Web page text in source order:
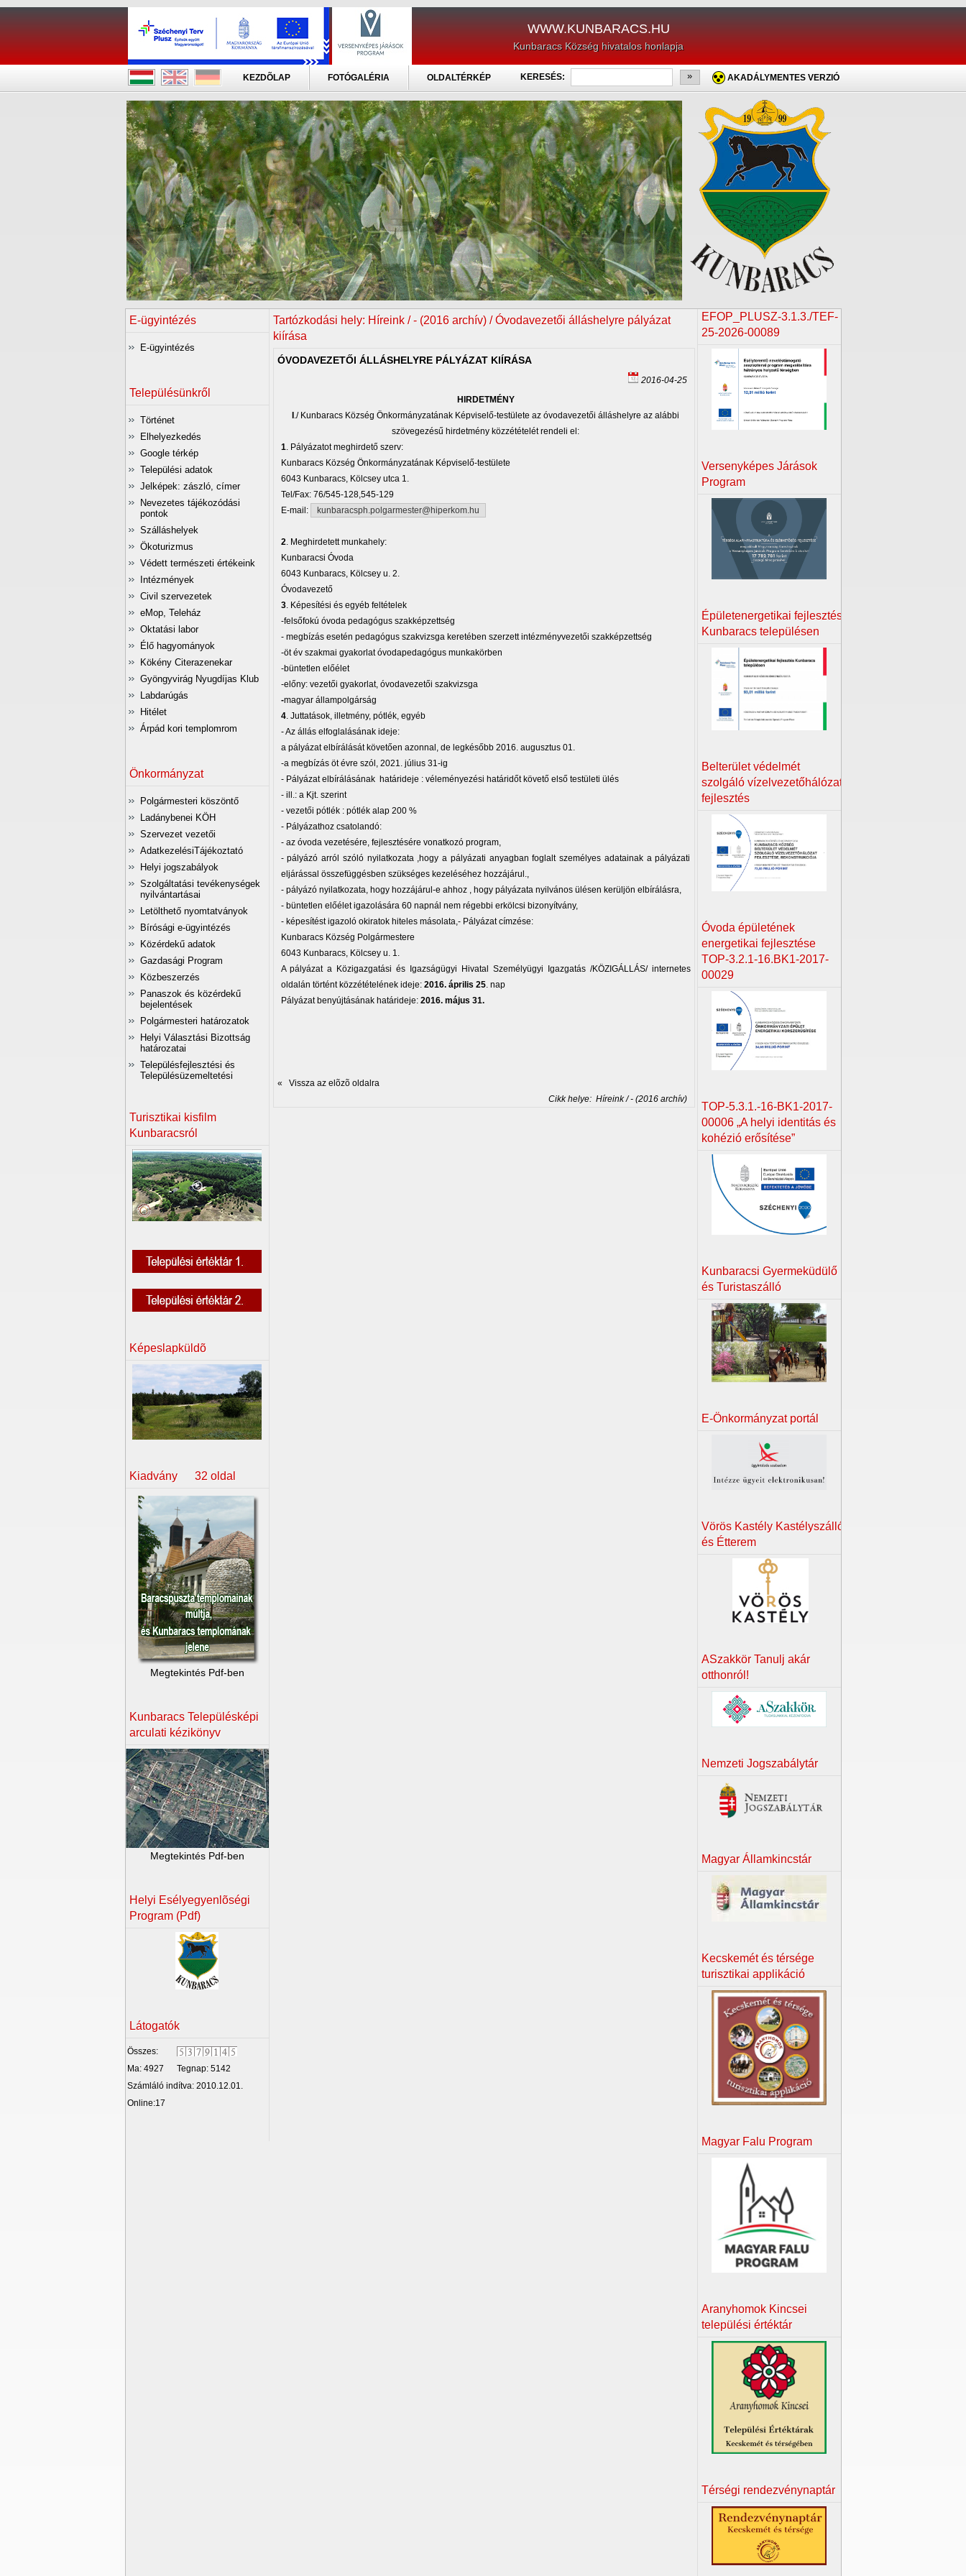
WWW.KUNBARACS.HU
Kunbaracs Község hivatalos honlapja
KEZDÕLAP FOTÓGALÉRIA OLDALTÉRKÉP KERESÉS: » AKADÁLYMENTES VERZIÓ
E-ügyintézés
E-ügyintézés
Településünkről
Történet
Elhelyezkedés
Google térkép
Települési adatok
Jelképek: zászló, címer
Nevezetes tájékozódási
pontok
Szálláshelyek
Ökoturizmus
Védett természeti értékeink
Intézmények
Civil szervezetek
eMop, Teleház
Oktatási labor
Élő hagyományok
Kökény Citerazenekar
Gyöngyvirág Nyugdíjas Klub
Labdarúgás
Hitélet
Árpád kori templomrom
Önkormányzat
Polgármesteri köszöntő
Ladánybenei KÖH
Szervezet vezetői
AdatkezelésiTájékoztató
Helyi jogszabályok
Szolgáltatási tevékenységek
nyilvántartásai
Letölthető nyomtatványok
Bírósági e-ügyintézés
Közérdekű adatok
Gazdasági Program
Közbeszerzés
Panaszok és közérdekű
bejelentések
Polgármesteri határozatok
Helyi Választási Bizottság
határozatai
Településfejlesztési és
Településüzemeltetési
Turisztikai kisfilm
Kunbaracsról
Képeslapküldõ
Kiadvány 32 oldal
Megtekintés Pdf-ben
Kunbaracs Településképi
arculati kézikönyv
Megtekintés Pdf-ben
Helyi Esélyegyenlõségi
Program (Pdf)
Látogatók
Összes:
Ma: 4927
Tegnap: 5142
Számláló indítva: 2010.12.01.
Online:17
Tartózkodási hely: Híreink / - (2016 archív) / Óvodavezetői álláshelyre pályázat
kiírása
ÓVODAVEZETŐI ÁLLÁSHELYRE PÁLYÁZAT KIÍRÁSA
2016-04-25
HIRDETMÉNY
./ Kunbaracs Község Önkormányzatának Képviselő-testülete az óvodavezetői álláshelyre az alábbi
szövegezésű hirdetmény közzétételét rendeli el:
1. Pályázatot meghirdető szerv:
Kunbaracs Község Önkormányzatának Képviselő-testülete
6043 Kunbaracs, Kölcsey utca 1.
Tel/Fax: 76/545-128,545-129
E-mail:
kunbaracsph.polgarmester@hiperkom.hu
2. Meghirdetett munkahely:
Kunbaracsi Óvoda
6043 Kunbaracs, Kölcsey u. 2.
Óvodavezető
3. Képesítési és egyéb feltételek
-felsőfokú óvoda pedagógus szakképzettség
- megbízás esetén pedagógus szakvizsga keretében szerzett intézményvezetői szakképzettség
-öt év szakmai gyakorlat óvodapedagógus munkakörben
-büntetlen előélet
-előny: vezetői gyakorlat, óvodavezetői szakvizsga
-magyar állampolgárság
4. Juttatások, illetmény, pótlék, egyéb
- Az állás elfoglalásának ideje:
a pályázat elbírálását követően azonnal, de legkésőbb 2016. augusztus 01.
-a megbízás öt évre szól, 2021. július 31-ig
- Pályázat elbírálásának határideje : véleményezési határidőt követő első testületi ülés
- ill.: a Kjt. szerint
- vezetői pótlék : pótlék alap 200 %
- Pályázathoz csatolandó:
- az óvoda vezetésére, fejlesztésére vonatkozó program,
- pályázó arról szóló nyilatkozata ,hogy a pályázati anyagban foglalt személyes adatainak a pályázati
eljárással összefüggésben szükséges kezeléséhez hozzájárul.,
- pályázó nyilatkozata, hogy hozzájárul-e ahhoz , hogy pályázata nyilvános ülésen kerüljön elbírálásra,
- büntetlen előélet igazolására 60 napnál nem régebbi erkölcsi bizonyítvány,
- képesítést igazoló okiratok hiteles másolata,- Pályázat címzése:
Kunbaracs Község Polgármestere
6043 Kunbaracs, Kölcsey u. 1.
A pályázat a Közigazgatási és Igazságügyi Hivatal Személyügyi Igazgatás /KÖZIGÁLLÁS/ internetes
oldalán történt közzétételének ideje: 2016. április 25. nap
Pályázat benyújtásának határideje:2016. május 31.
« Vissza az elõzõ oldalra
Cikk helye:Híreink / - (2016 archív)
EFOP_PLUSZ-3.1.3./TEF-
25-2026-00089
Versenyképes Járások
Program
Épületenergetikai fejlesztés
Kunbaracs településen
Belterület védelmét
szolgáló vízelvezetőhálózat
fejlesztés
Óvoda épületének
energetikai fejlesztése
TOP-3.2.1-16.BK1-2017-
00029
TOP-5.3.1.-16-BK1-2017-
00006 „A helyi identitás és
kohézió erősítése”
Kunbaracsi Gyermeküdülő
és Turistaszálló
E-Önkormányzat portál
Vörös Kastély Kastélyszálló
és Étterem
ASzakkör Tanulj akár
otthonról!
Nemzeti Jogszabálytár
Magyar Államkincstár
Kecskemét és térsége
turisztikai applikáció
Magyar Falu Program
Aranyhomok Kincsei
települési értéktár
Térségi rendezvénynaptár